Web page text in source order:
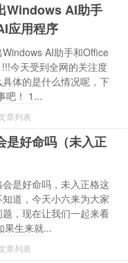
Windows AI助手
应用程序
Windows AI助手和Office
今天受到全网的关注度
体的是什么情况呢，下
吧！ 1...
章列表
是好命吗（未入正
是好命吗，未入正格这
道，今天小六来为大家
，现在让我们一起来看
果生来就...
章列表